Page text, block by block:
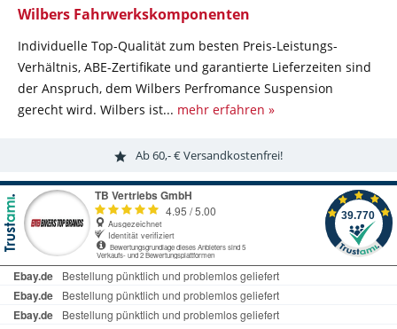
Wilbers Fahrwerkskomponenten
Individuelle Top-Qualität zum besten Preis-Leistungs-
Verhältnis, ABE-Zertifikate und garantierte Lieferzeiten sind
der Anspruch, dem Wilbers Perfromance Suspension
gerecht wird. Wilbers ist... mehr erfahren »
Ab 60,- € Versandkostenfrei!